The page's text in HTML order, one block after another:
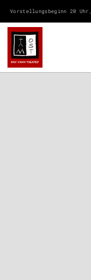
Vorstellungsbeginn 20